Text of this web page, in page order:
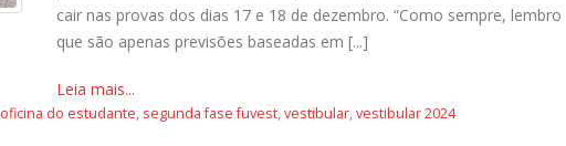
cair nas provas dos dias 17 e 18 de dezembro. “Como sempre, lembro
que são apenas previsões baseadas em [...]
Leia mais...
oficina do estudante, segunda fase fuvest,vestibular,vestibular 2024